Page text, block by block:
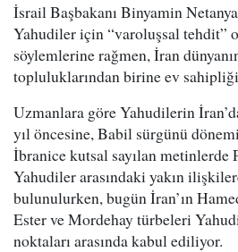
İsrail Başbakanı Binyamin
Yahudiler için “varoluşsal tehdit”
söylemlerine rağmen, İran
topluluklarından birine ev
Uzmanlara göre Yahudilerin
yıl öncesine, Babil sürgünü
İbranice kutsal sayılan metinlerde
Yahudiler arasındaki yakın
bulunulurken, bugün İran’ın
Ester ve Mordehay türbeleri
noktaları arasında kabul ediliyor.